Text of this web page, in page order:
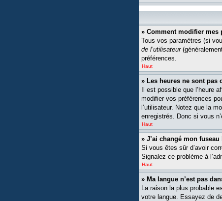
» Comment modifier mes
Tous vos paramètres (si
de l’utilisateur
préférences.
Haut
» Les heures ne sont pas
Il est possible que l’heure
modifier vos préférences
l’utilisateur. Notez que la
enregistrés. Donc si vous
Haut
» J’ai changé mon
Si vous êtes sûr d’avoir
Signalez ce problème à
Haut
» Ma langue n’est pas
La raison la plus probable
votre langue. Essayez de